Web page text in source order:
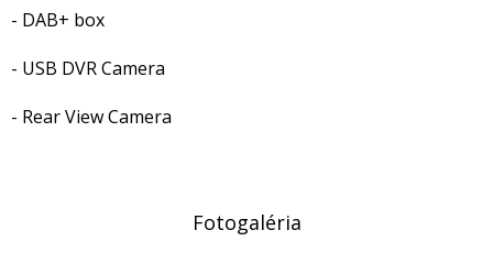
- DAB+ box
- USB DVR Camera
- Rear View Camera
Fotogaléria